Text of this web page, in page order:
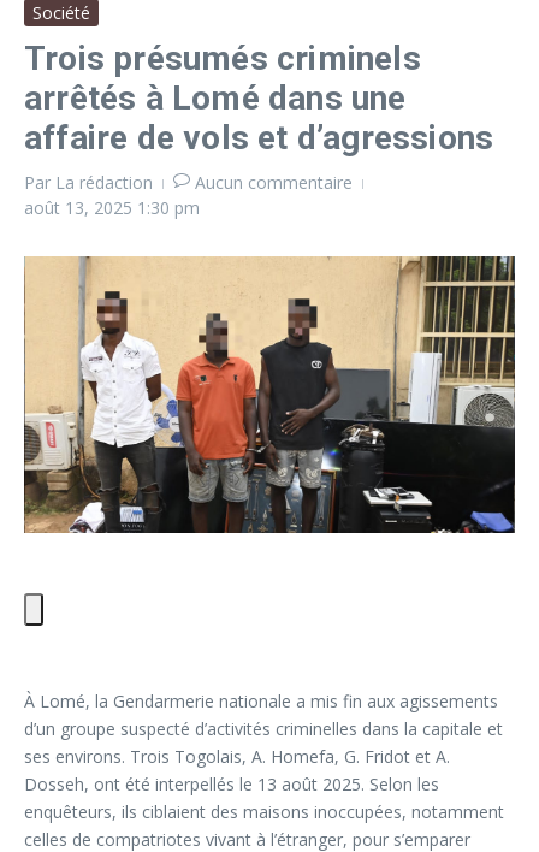
Société
Trois présumés criminels
arrêtés à Lomé dans une
affaire de vols et d’agressions
Par La rédaction
Aucun commentaire
août 13, 2025 1:30 pm
À Lomé, la Gendarmerie nationale a mis fin aux agissements
d’un groupe suspecté d’activités criminelles dans la capitale et
ses environs. Trois Togolais, A. Homefa, G. Fridot et A.
Dosseh, ont été interpellés le 13 août 2025. Selon les
enquêteurs, ils ciblaient des maisons inoccupées, notamment
celles de compatriotes vivant à l’étranger, pour s’emparer